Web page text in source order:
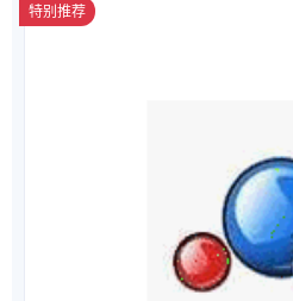
特别推荐